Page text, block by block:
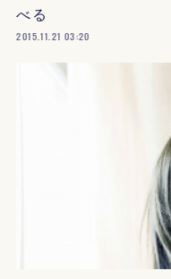
べる
2015.11.21 03:20